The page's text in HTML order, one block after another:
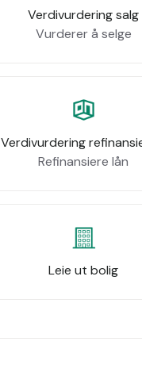
Verdivurdering salg
Vurderer å selge
Verdivurdering
Refinansiere lån
Leie ut bolig